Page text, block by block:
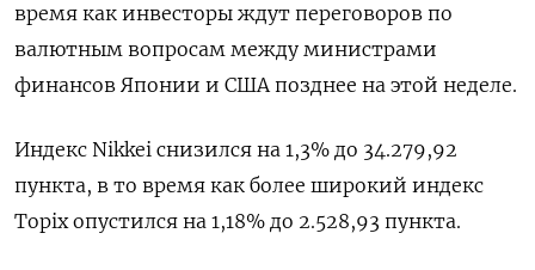
время как инвесторы ждут переговоров по
валютным вопросам между министрами
финансов Японии и США позднее на этой неделе.
Индекс Nikkei снизился на 1,3% до 34.279,92
пункта, в то время как более широкий индекс
Topix опустился на 1,18% до 2.528,93 пункта.